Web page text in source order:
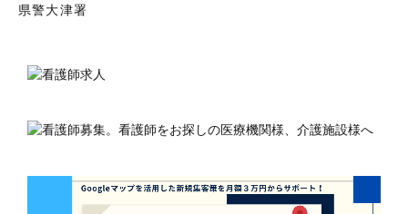
県警大津署